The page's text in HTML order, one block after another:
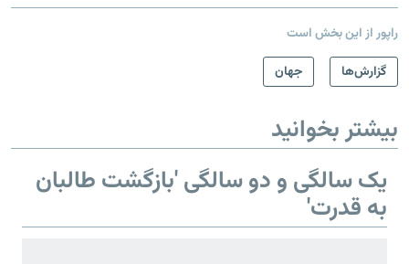
راپور از این بخش است
گزارش‌ها
جهان
بیشتر بخوانید
یک سالگی و دو سالگی 'بازگشت طالبان
به قدرت'